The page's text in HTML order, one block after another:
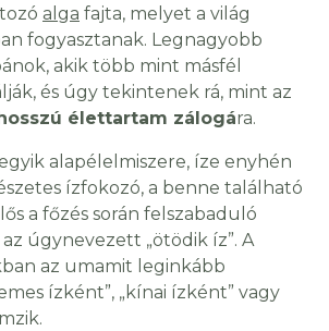
alga fajta, melyet a világ
fogyasztanak. Legnagyobb
akik több mint másfél
és úgy tekintenek rá, mint az
élettartam zálogára.
alapélelmiszere, íze enyhén
ízfokozó, a benne található
a főzés során felszabaduló
az úgynevezett „ötödik íz”. A
az umamit leginkább
ízként”, „kínai ízként” vagy